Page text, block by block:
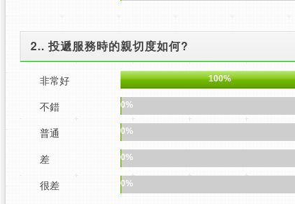
2.. 投遞服務時的親切度如何?
非常好 100%
不錯 0%
普通 0%
差 0%
很差 0%